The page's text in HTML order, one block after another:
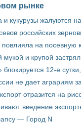
рынке
и кукурузы жалуются
российских
повлияла на
мукой и крупой
12-е
не дает аграриям
отразится на
введение
— Город N